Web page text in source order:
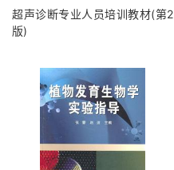
超声诊断专业人员培训教材(第2
版)